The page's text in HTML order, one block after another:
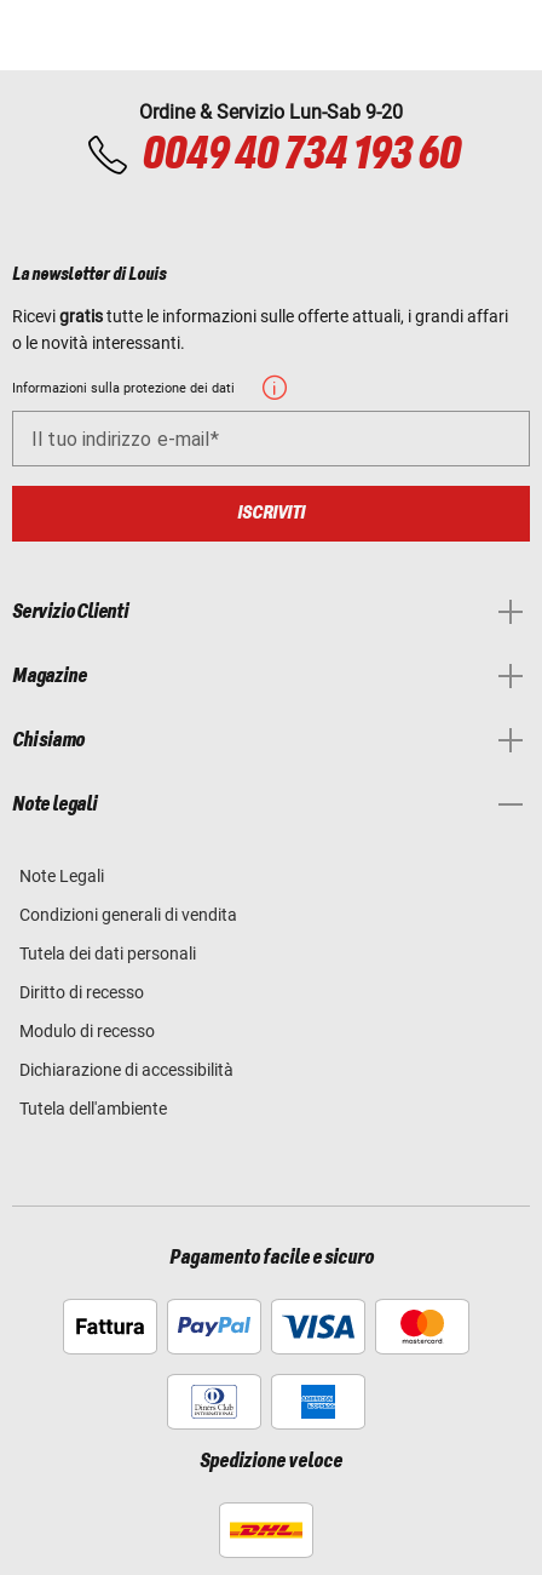
Ordine & Servizio Lun-Sab 9-20
0049 40 734 193 60
La newsletter di Louis
Ricevigratistutte le informazioni sulle offerte attuali, i grandi affari
o le novità interessanti.
Informazioni sulla protezione dei dati
Il tuo indirizzo e-mail
ISCRIVITI
Servizio Clienti
Magazine
Chi siamo
Note legali
Note Legali
Condizioni generali di vendita
Tutela dei dati personali
Diritto di recesso
Modulo di recesso
Dichiarazione di accessibilità
Tutela dell'ambiente
Pagamento facile e sicuro
Spedizione veloce